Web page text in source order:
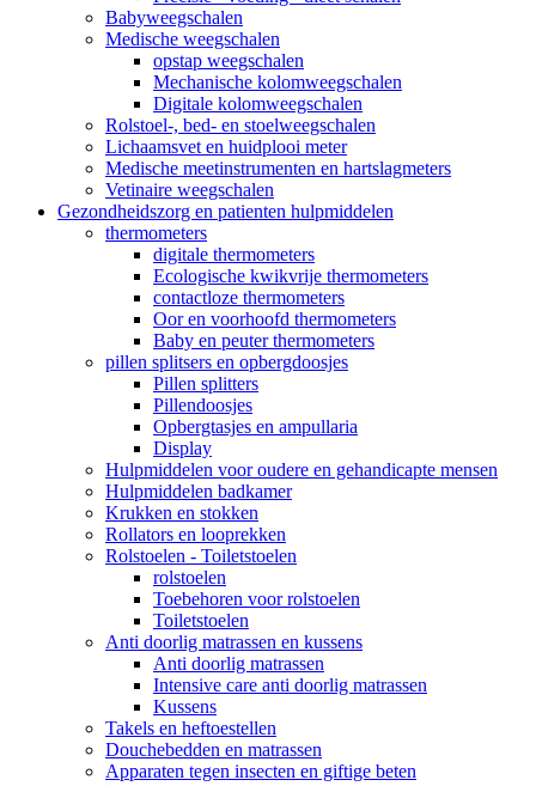
Babyweegschalen
Medische weegschalen
opstap weegschalen
Mechanische kolomweegschalen
Digitale kolomweegschalen
Rolstoel-, bed- en stoelweegschalen
Lichaamsvet en huidplooi meter
Medische meetinstrumenten en hartslagmeters
Vetinaire weegschalen
Gezondheidszorg en patienten hulpmiddelen
thermometers
digitale thermometers
Ecologische kwikvrije thermometers
contactloze thermometers
Oor en voorhoofd thermometers
Baby en peuter thermometers
pillen splitsers en opbergdoosjes
Pillen splitters
Pillendoosjes
Opbergtasjes en ampullaria
Display
Hulpmiddelen voor oudere en gehandicapte mensen
Hulpmiddelen badkamer
Krukken en stokken
Rollators en looprekken
Rolstoelen - Toiletstoelen
rolstoelen
Toebehoren voor rolstoelen
Toiletstoelen
Anti doorlig matrassen en kussens
Anti doorlig matrassen
Intensive care anti doorlig matrassen
Kussens
Takels en heftoestellen
Douchebedden en matrassen
Apparaten tegen insecten en giftige beten